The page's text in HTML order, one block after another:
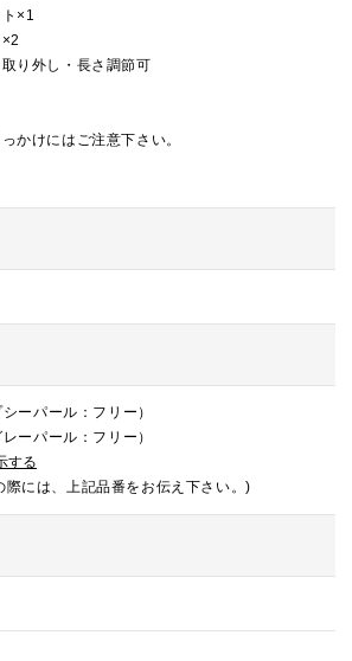
×1
り外し・長さ調節可
かけにはご注意下さい。
ーパール：フリー）
ーパール：フリー）
する
際には、上記品番をお伝え下さい。)